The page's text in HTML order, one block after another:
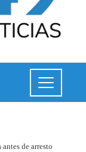
de arresto